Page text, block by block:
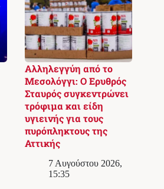
Αλληλεγγύη από το
Μεσολόγγι: Ο Ερυθρός
Σταυρός συγκεντρώνει
τρόφιμα και είδη
υγιεινής για τους
πυρόπληκτους της
Αττικής
7 Αυγούστου 2026,
15:35